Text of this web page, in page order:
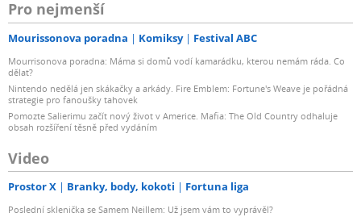
Pro nejmenší
Mourissonova poradna Komiksy Festival ABC
Mourrisonova poradna: Máma si domů vodí kamarádku, kterou nemám ráda. Co
dělat?
Nintendo nedělá jen skákačky a arkády. Fire Emblem: Fortune's Weave je pořádná
strategie pro fanoušky tahovek
Pomozte Salierimu začít nový život v Americe. Mafia: The Old Country odhaluje
obsah rozšíření těsně před vydáním
Video
Prostor X Branky, body, kokoti Fortuna liga
Poslední sklenička se Samem Neillem: Už jsem vám to vyprávěl?